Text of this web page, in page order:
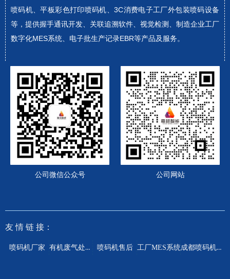
公司微信公众号 公司网站
喷码机、平板彩色打印喷码机、3C消费电子工厂外包装喷码设备
等，提供握手通讯开发、关联追溯软件、视觉检测、制造企业工厂
数字化MES系统、电子批生产记录EBR等产品及服务。
友 情 链 接：
喷码机厂家 有机废气处理设备 喷码机售后 工厂MES系统 成都喷码机厂家